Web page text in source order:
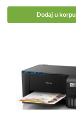
Dodaj u korpu